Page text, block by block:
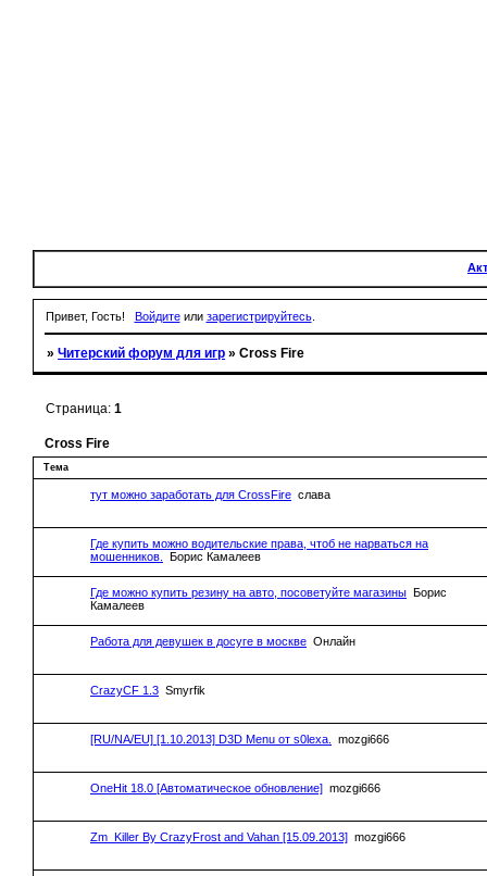
Привет, Гость! Войдитеили зарегистрируйтесь.
»Читерский форум для игр »Cross Fire
Cross Fire
Страница:1
Тема
тут можно заработать для CrossFire слава
Где купить можно водительские права, чтоб не нарваться на
мошенников.
Борис Камалеев
Где можно купить резину на авто, посоветуйте магазины Борис
Камалеев
Работа для девушек в досуге в москве Онлайн
CrazyCF 1.3 Smyrfik
[RU/NA/EU] [1.10.2013] D3D Menu от s0lexа. mozgi666
OneHit 18.0 [Автоматическое обновление] mozgi666
Zm_Killer By CrazyFrost and Vahan [15.09.2013] mozgi666